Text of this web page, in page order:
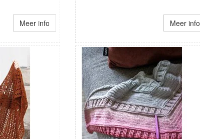
Meer info Meer info